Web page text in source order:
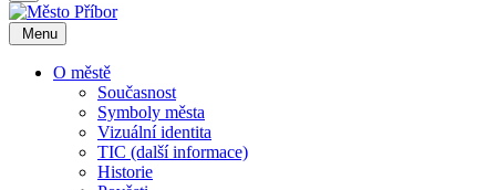
Menu
O městě
Současnost
Symboly města
Vizuální identita
TIC (další informace)
Historie